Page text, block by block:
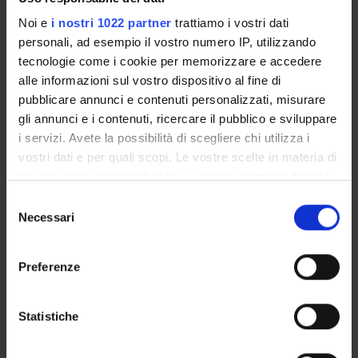
Noi e i nostri 1022 partner trattiamo i vostri dati
personali, ad esempio il vostro numero IP, utilizzando
tecnologie come i cookie per memorizzare e accedere
alle informazioni sul vostro dispositivo al fine di
pubblicare annunci e contenuti personalizzati, misurare
gli annunci e i contenuti, ricercare il pubblico e sviluppare
i servizi. Avete la possibilità di scegliere chi utilizza i
vostri dati e per quali scopi. Le vostre scelte in materia di
modificare o revocare il proprio consenso in qualsiasi
momento dalla Dichiarazione sui cookie o facendo clic
raccogliere informazioni sulla tua posizione
geografica, con un'approssimazione di qualche
delNecessari
Preferenze
Statistiche
Componente
Sara Galati
Rappresentante personale TA
Luca Geretti
Roberto Giacobazzi
Componente
Rosalba Giugno
Enrico Gregorio
Rosanna Davison Laking
Componente